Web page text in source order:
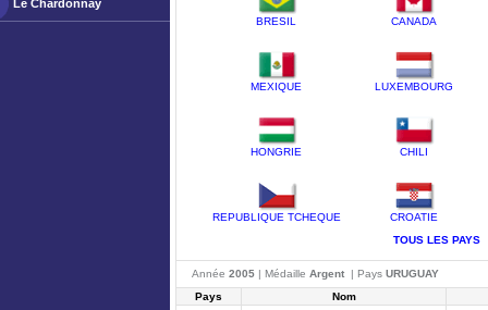
Le Chardonnay
BRESIL CANADA
MEXIQUE LUXEMBOURG
HONGRIE CHILI
REPUBLIQUE TCHEQUE
CROATIE
TOUS LES PAYS
Année 2005 | Médaille Argent | Pays URUGUAY
Pays
Nom